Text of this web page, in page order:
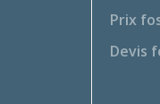
Prix
Devis